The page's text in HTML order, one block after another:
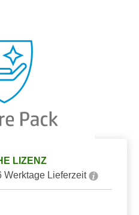
LIZENZ
Werktage Lieferzeit